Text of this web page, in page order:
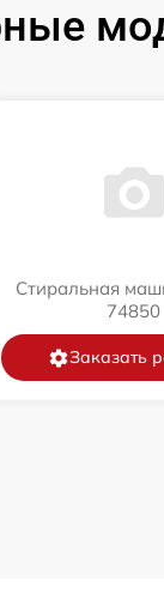
Стиральная
74850
Заказать